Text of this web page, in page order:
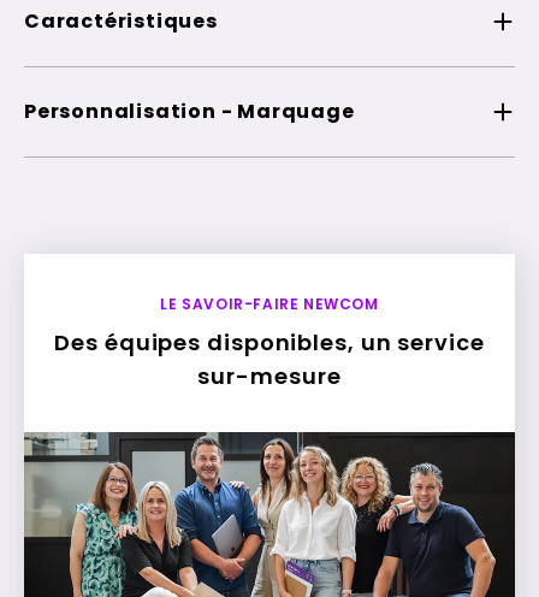
Caractéristiques
Personnalisation - Marquage
LE SAVOIR-FAIRE NEWCOM
Des équipes disponibles, un service
sur-mesure